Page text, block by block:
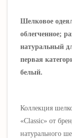
Шелковое
облегченное;
натуральный
первая
белый.
Коллекция
«Classic» от
натурального